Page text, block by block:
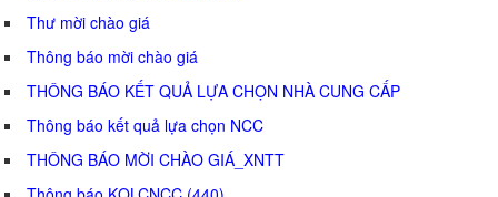
Thư mời chào giá
Thông báo mời chào giá
THÔNG BÁO KẾT QUẢ LỰA CHỌN NHÀ CUNG CẤP
Thông báo kết quả lựa chọn NCC
THÔNG BÁO MỜI CHÀO GIÁ_XNTT